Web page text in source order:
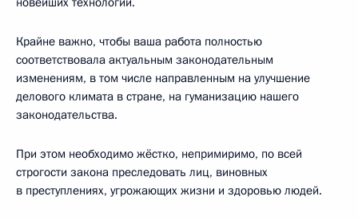
Крайне важно, чтобы ваша работа полностью
соответствовала актуальным законодательным
изменениям, в том числе направленным на улучшение
делового климата в стране, на гуманизацию нашего
законодательства.
При этом необходимо жёстко, непримиримо, по всей
строгости закона преследовать лиц, виновных
в преступлениях, угрожающих жизни и здоровью людей.